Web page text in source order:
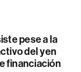
pese a la
del yen
financiación